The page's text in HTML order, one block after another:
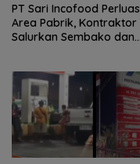
PT Sari Incofood Perluas
Area Pabrik, Kontraktor
Salurkan Sembako dan